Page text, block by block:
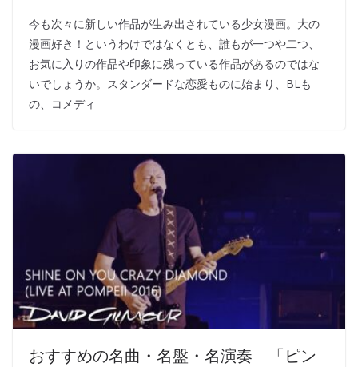
今も次々に新しい作品が生み出されている少女漫画。大の
漫画好き！というわけではなくとも、誰もが一つや二つ、
お気に入りの作品や印象に残っている作品があるのではな
いでしょうか。スタンダードな恋愛ものに始まり、BLも
の、コメディ
おすすめの名曲・名盤・名演奏 「ピン